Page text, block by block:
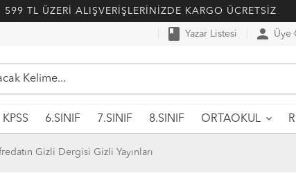
599 TL ÜZERİ ALIŞVERİŞLERİNİZDE KARGO ÜCRETSİZ
book Yazar Listesi person Üye
KPSS 6.SINIF 7.SINIF 8.SINIF ORTAOKUL
Gizli Dergisi Gizli Yayınları